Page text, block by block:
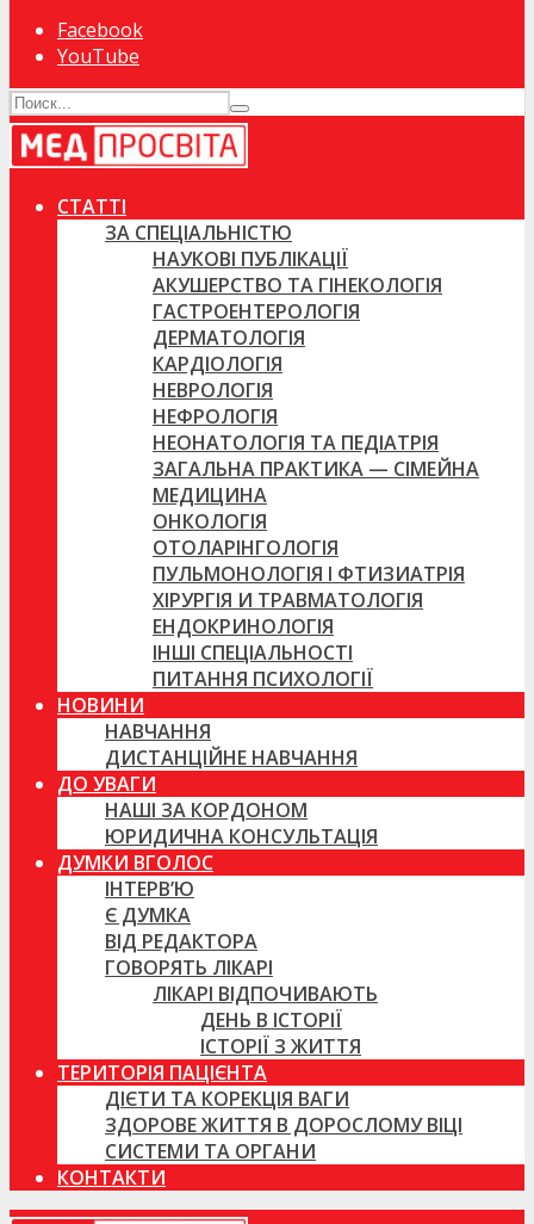
Facebook
YouTube
СТАТТІ
ЗА СПЕЦІАЛЬНІСТЮ
НАУКОВІ ПУБЛІКАЦІЇ
АКУШЕРСТВО ТА ГІНЕКОЛОГІЯ
ГАСТРОЕНТЕРОЛОГІЯ
ДЕРМАТОЛОГІЯ
КАРДІОЛОГІЯ
НЕВРОЛОГІЯ
НЕФРОЛОГІЯ
НЕОНАТОЛОГІЯ ТА ПЕДІАТРІЯ
ЗАГАЛЬНА ПРАКТИКА — СІМЕЙНА
МЕДИЦИНА
ОНКОЛОГІЯ
ОТОЛАРІНГОЛОГІЯ
ПУЛЬМОНОЛОГІЯ І ФТИЗИАТРІЯ
ХІРУРГІЯ И ТРАВМАТОЛОГІЯ
ЕНДОКРИНОЛОГІЯ
ІНШІ СПЕЦІАЛЬНОСТІ
ПИТАННЯ ПСИХОЛОГІЇ
НОВИНИ
НАВЧАННЯ
ДИСТАНЦІЙНЕ НАВЧАННЯ
ДО УВАГИ
НАШІ ЗА КОРДОНОМ
ЮРИДИЧНА КОНСУЛЬТАЦІЯ
ДУМКИ ВГОЛОС
ІНТЕРВ’Ю
Є ДУМКА
ВІД РЕДАКТОРА
ГОВОРЯТЬ ЛІКАРІ
ЛІКАРІ ВІДПОЧИВАЮТЬ
ДЕНЬ В ІСТОРІЇ
ІСТОРІЇ З ЖИТТЯ
ТЕРИТОРІЯ ПАЦІЄНТА
ДІЄТИ ТА КОРЕКЦІЯ ВАГИ
ЗДОРОВЕ ЖИТТЯ В ДОРОСЛОМУ ВІЦІ
СИСТЕМИ ТА ОРГАНИ
КОНТАКТИ